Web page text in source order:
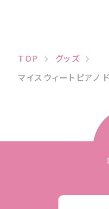
TOP
グッズ
マイスウィートピアノ